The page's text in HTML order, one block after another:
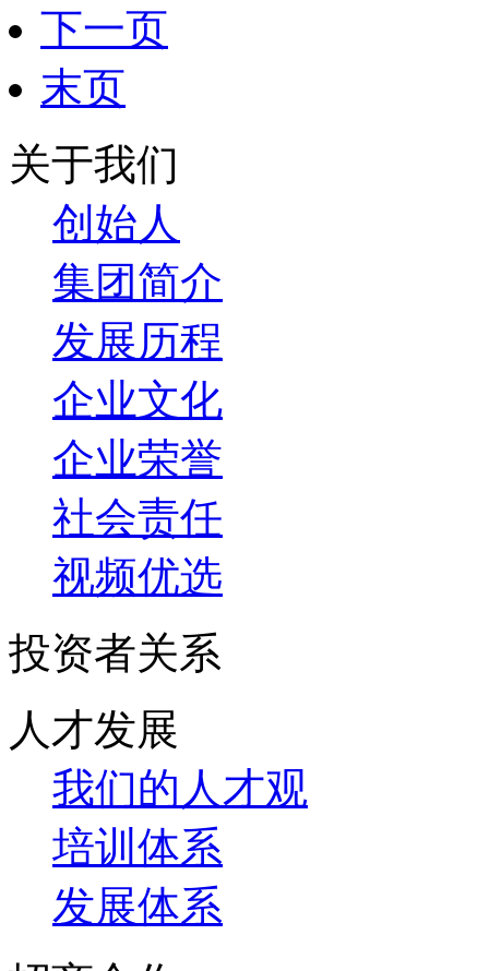
下一页
末页
关于我们
创始人
集团简介
发展历程
企业文化
企业荣誉
社会责任
视频优选
投资者关系
人才发展
我们的人才观
培训体系
发展体系